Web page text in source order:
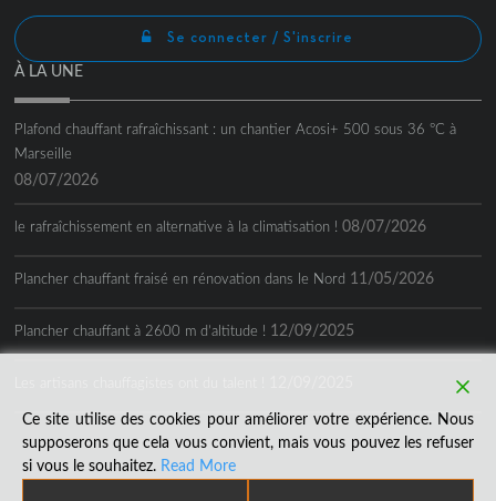
Se connecter / S'inscrire
À LA UNE
Plafond chauffant rafraîchissant : un chantier Acosi+ 500 sous 36 °C à
Marseille
08/07/2026
le rafraîchissement en alternative à la climatisation ! 08/07/2026
Plancher chauffant fraisé en rénovation dans le Nord 11/05/2026
Plancher chauffant à 2600 m d’altitude ! 12/09/2025
Ce site utilise des cookies pour améliorer votre expérience. Nous
supposerons que cela vous convient, mais vous pouvez les refuser
si vous le souhaitez. Read More